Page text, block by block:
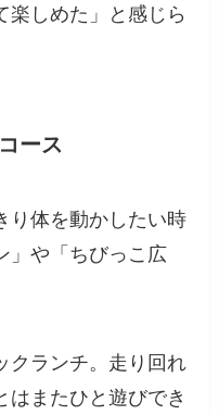
楽しめた」と感じら
ース
り体を動かしたい時
」や「ちびっこ広
クランチ。走り回れ
はまたひと遊びでき